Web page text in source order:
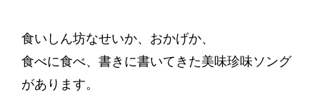
食いしん坊なせいか、おかげか、
食べに食べ、書きに書いてきた美味珍味ソング
があります。